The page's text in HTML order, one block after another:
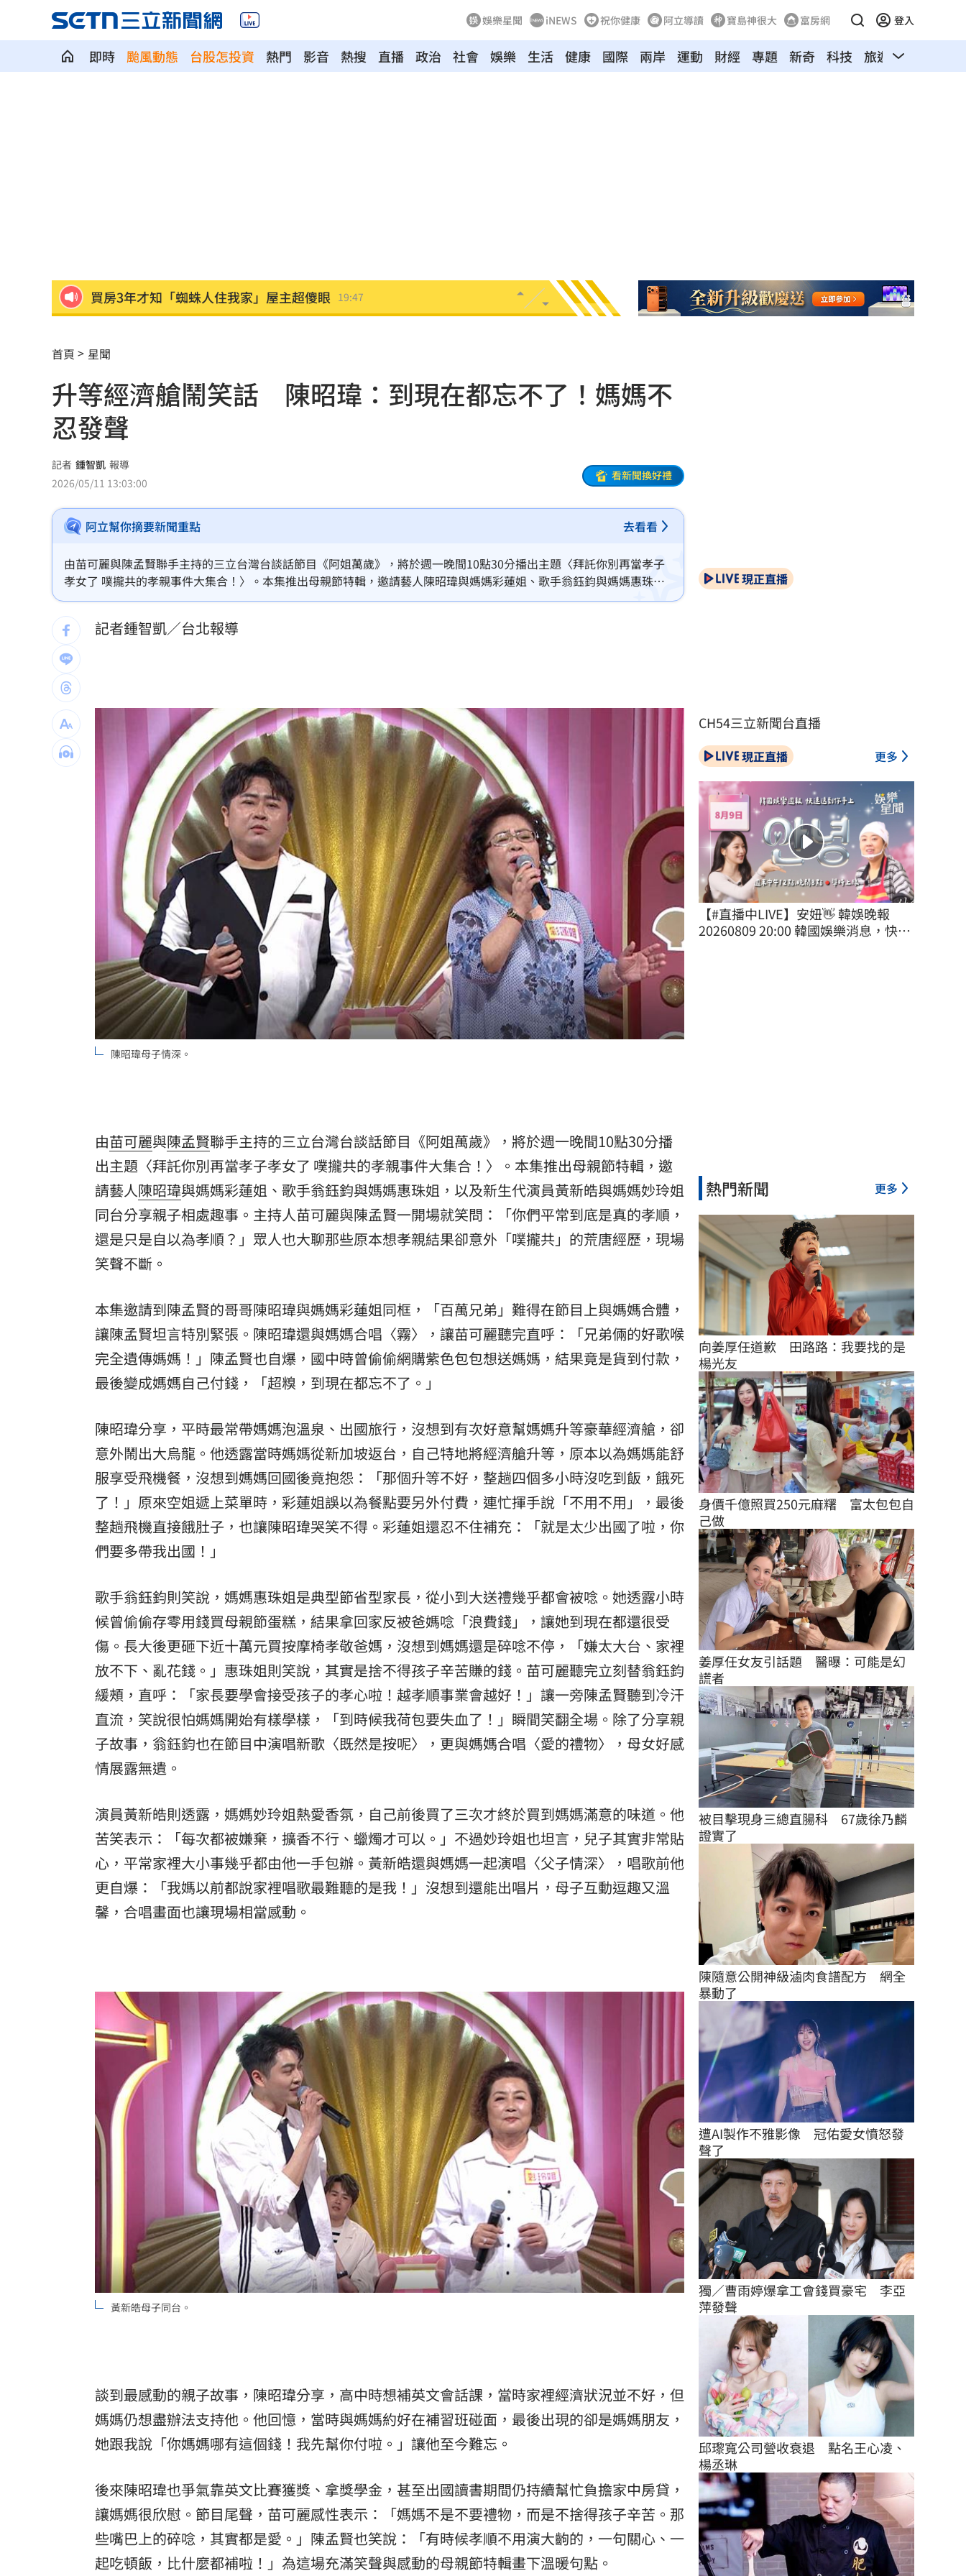
娛樂星聞 iNEWS 祝你健康 阿立導讀 寶島神很大 富房網 登入
即時 颱風動態 台股怎投資 熱門 影音 熱搜 直播 政治 社會 娛樂 生活 健康 國際 兩岸 運動 財經 專題 新奇 科技 旅遊 汽車
買房3年才知「蜘蛛人住我家」屋主超傻眼 19:47
台中小五童遭同學踢下體腫2倍大 判賠金曝
粉絲輕生後首露面！西村力演唱會狀態超好 19:33
阿信慘跌 親洩言承旭吳建豪周渝民真面目
「AI性愛機器人」將問世！聊天還可換姿勢
SBS歌謠大戰開播30分鐘傳災情！粉絲崩潰
羅戈8局失1分好投 兄弟火力爆發橫掃雄鷹
接觸「常見塑膠微粒＋這樣吃」恐釀脂肪肝 19:16
月薪3萬多怎麼活下去？過來人揭真實生活
繞違停貨車遭撞！嘉義婦慘死姪重傷 19:00
新濠建設單日狂掃5點 風佑築豪取8連勝 18:51
台灣彩券開獎直播中 20:31
LIVE三立+24小時直播 15:27
三立iNEWS新聞台線上直播 18:00
商場戰國來臨 台中「頂奢大道」逐漸成形 12:00
台彩父親節推新刮刮樂千萬頭獎超「爸」氣 12:00
「拍片人的多重宇宙」職涯論壇9/12登場！ 10:30
8國球員齊聚高雄 Formosa 7s掀足球熱潮 10:00
理想混蛋號召粉絲跨海追星吃美食！ 18:15
首頁 星聞
升等經濟艙鬧笑話 陳昭瑋：到現在都忘不了！媽媽不
忍發聲
記者 鍾智凱 報導
2026/05/11 13:03:00
看新聞換好禮
阿立幫你摘要新聞重點 去看看
由苗可麗與陳孟賢聯手主持的三立台灣台談話節目《阿姐萬歲》，將於週一晚間10點30分播出主題〈拜託你別再當孝子
孝女了 噗攏共的孝親事件大集合！〉。本集推出母親節特輯，邀請藝人陳昭瑋與媽媽彩蓮姐、歌手翁鈺鈞與媽媽惠珠
姐，以及新生代演員黃新皓與媽媽妙玲姐同台分享親子相處趣事。主持人苗可麗與陳孟賢一開場就笑問：「你們平常到
底是真的孝順，還是只是自以為孝順？」眾人也大聊那些原本想孝親結果卻意外「噗攏共」的荒唐經歷，現場笑聲不
斷。
記者鍾智凱／台北報導
陳昭瑋母子情深。
由苗可麗與陳孟賢聯手主持的三立台灣台談話節目《阿姐萬歲》，將於週一晚間10點30分播
出主題〈拜託你別再當孝子孝女了 噗攏共的孝親事件大集合！〉。本集推出母親節特輯，邀
請藝人陳昭瑋與媽媽彩蓮姐、歌手翁鈺鈞與媽媽惠珠姐，以及新生代演員黃新皓與媽媽妙玲姐
同台分享親子相處趣事。主持人苗可麗與陳孟賢一開場就笑問：「你們平常到底是真的孝順，
還是只是自以為孝順？」眾人也大聊那些原本想孝親結果卻意外「噗攏共」的荒唐經歷，現場
笑聲不斷。
本集邀請到陳孟賢的哥哥陳昭瑋與媽媽彩蓮姐同框，「百萬兄弟」難得在節目上與媽媽合體，
讓陳孟賢坦言特別緊張。陳昭瑋還與媽媽合唱〈霧〉，讓苗可麗聽完直呼：「兄弟倆的好歌喉
完全遺傳媽媽！」陳孟賢也自爆，國中時曾偷偷網購紫色包包想送媽媽，結果竟是貨到付款，
最後變成媽媽自己付錢，「超糗，到現在都忘不了。」
陳昭瑋分享，平時最常帶媽媽泡溫泉、出國旅行，沒想到有次好意幫媽媽升等豪華經濟艙，卻
意外鬧出大烏龍。他透露當時媽媽從新加坡返台，自己特地將經濟艙升等，原本以為媽媽能舒
服享受飛機餐，沒想到媽媽回國後竟抱怨：「那個升等不好，整趟四個多小時沒吃到飯，餓死
了！」原來空姐遞上菜單時，彩蓮姐誤以為餐點要另外付費，連忙揮手說「不用不用」，最後
整趟飛機直接餓肚子，也讓陳昭瑋哭笑不得。彩蓮姐還忍不住補充：「就是太少出國了啦，你
們要多帶我出國！」
歌手翁鈺鈞則笑說，媽媽惠珠姐是典型節省型家長，從小到大送禮幾乎都會被唸。她透露小時
候曾偷偷存零用錢買母親節蛋糕，結果拿回家反被爸媽唸「浪費錢」，讓她到現在都還很受
傷。長大後更砸下近十萬元買按摩椅孝敬爸媽，沒想到媽媽還是碎唸不停，「嫌太大台、家裡
放不下、亂花錢。」惠珠姐則笑說，其實是捨不得孩子辛苦賺的錢。苗可麗聽完立刻替翁鈺鈞
緩頰，直呼：「家長要學會接受孩子的孝心啦！越孝順事業會越好！」讓一旁陳孟賢聽到冷汗
直流，笑說很怕媽媽開始有樣學樣，「到時候我荷包要失血了！」瞬間笑翻全場。除了分享親
子故事，翁鈺鈞也在節目中演唱新歌〈既然是按呢〉，更與媽媽合唱〈愛的禮物〉，母女好感
情展露無遺。
演員黃新皓則透露，媽媽妙玲姐熱愛香氛，自己前後買了三次才終於買到媽媽滿意的味道。他
苦笑表示：「每次都被嫌棄，擴香不行、蠟燭才可以。」不過妙玲姐也坦言，兒子其實非常貼
心，平常家裡大小事幾乎都由他一手包辦。黃新皓還與媽媽一起演唱〈父子情深〉，唱歌前他
更自爆：「我媽以前都說家裡唱歌最難聽的是我！」沒想到還能出唱片，母子互動逗趣又溫
馨，合唱畫面也讓現場相當感動。
黃新皓母子同台。
談到最感動的親子故事，陳昭瑋分享，高中時想補英文會話課，當時家裡經濟狀況並不好，但
媽媽仍想盡辦法支持他。他回憶，當時與媽媽約好在補習班碰面，最後出現的卻是媽媽朋友，
她跟我說「你媽媽哪有這個錢！我先幫你付啦。」讓他至今難忘。
後來陳昭瑋也爭氣靠英文比賽獲獎、拿獎學金，甚至出國讀書期間仍持續幫忙負擔家中房貸，
讓媽媽很欣慰。節目尾聲，苗可麗感性表示：「媽媽不是不要禮物，而是不捨得孩子辛苦。那
些嘴巴上的碎唸，其實都是愛。」陳孟賢也笑說：「有時候孝順不用演大齣的，一句關心、一
起吃頓飯，比什麼都補啦！」為這場充滿笑聲與感動的母親節特輯畫下溫暖句點。
現正直播
CH54三立新聞台直播
現正直播 更多
【#直播中LIVE】安妞👋 韓娛晚報
20260809 20:00 韓國娛樂消息，快速
熱門新聞 更多
向姜厚任道歉　田路路：我要找的是
楊光友
身價千億照買250元麻糬　富太包包自
己做
姜厚任女友引話題　醫曝：可能是幻
謊者
被目擊現身三總直腸科　67歲徐乃麟
證實了
陳隨意公開神級滷肉食譜配方　網全
暴動了
遭AI製作不雅影像　冠佑愛女憤怒發
聲了
獨／曹雨婷爆拿工會錢買豪宅　李亞
萍發聲
邱瓈寬公司營收衰退　點名王心凌、
楊丞琳